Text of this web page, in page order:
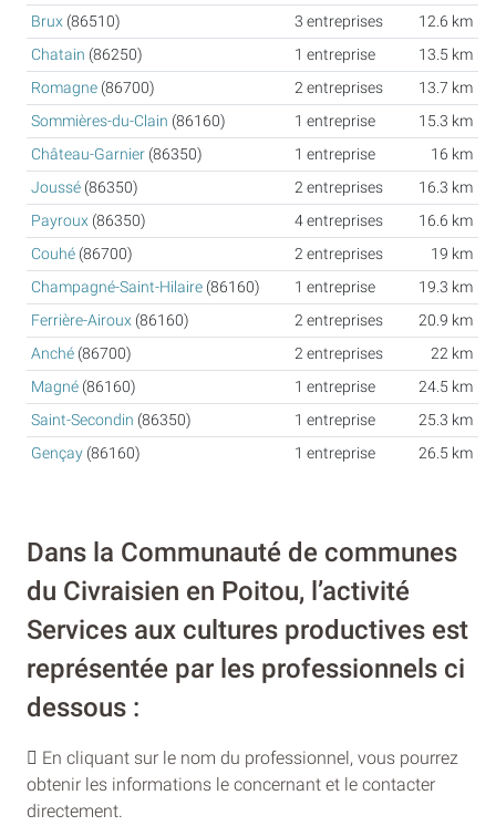
Brux (86510) 3 entreprises
12.6 km
Chatain (86250) 1 entreprise
13.5 km
Romagne (86700) 2 entreprises
13.7 km
Sommières-du-Clain (86160) 1 entreprise
15.3 km
Château-Garnier (86350) 1 entreprise
16 km
Joussé (86350) 2 entreprises
16.3 km
Payroux (86350) 4 entreprises
16.6 km
Couhé (86700) 2 entreprises
19 km
Champagné-Saint-Hilaire (86160) 1 entreprise
19.3 km
Ferrière-Airoux (86160) 2 entreprises
20.9 km
Anché (86700) 2 entreprises
22 km
Magné (86160) 1 entreprise
24.5 km
Saint-Secondin (86350) 1 entreprise
25.3 km
Gençay (86160) 1 entreprise 26.5 km
Dans la Communauté de communes
du Civraisien en Poitou, l’activité
Services aux cultures productives est
représentée par les professionnels ci
dessous :
En cliquant sur le nom du professionnel, vous pourrez
obtenir les informations le concernant et le contacter
directement.